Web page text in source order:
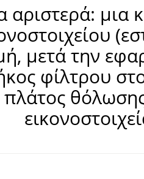
αριστερά: μια
μετά την
φίλτρου
πλάτος θόλωσης